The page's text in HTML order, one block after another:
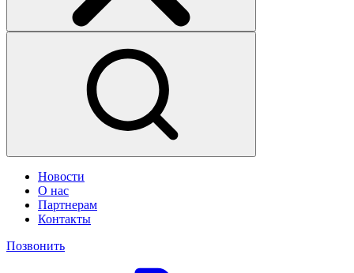
Новости
О нас
Партнерам
Контакты
Позвонить